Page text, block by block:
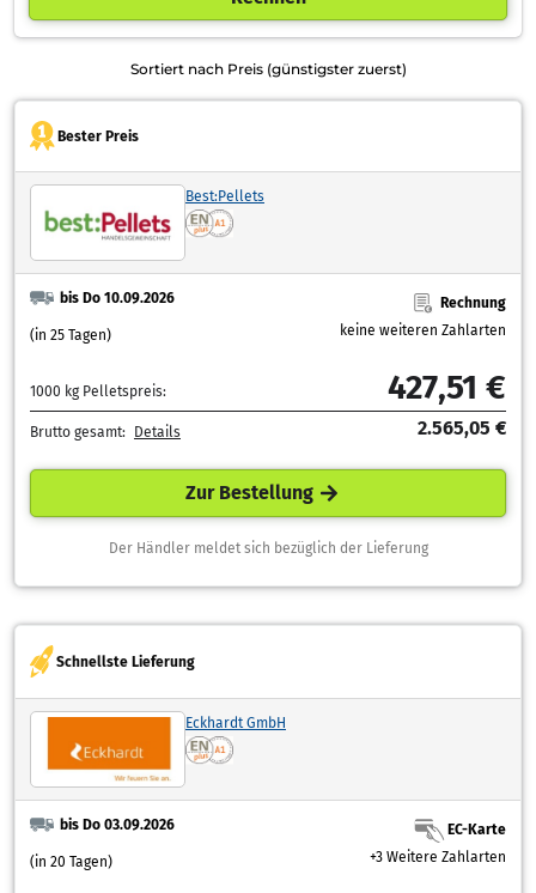
Sortiert nach Preis (günstigster zuerst)
Bester Preis
Best:Pellets
bis Do 10.09.2026
(in 25 Tagen)
Rechnung
keine weiteren Zahlarten
1000 kg Pelletspreis: 427,51 €
Brutto gesamt: Details 2.565,05 €
Zur Bestellung
Der Händler meldet sich bezüglich der Lieferung
Schnellste Lieferung
Eckhardt GmbH
bis Do 03.09.2026
(in 20 Tagen)
EC-Karte
+3 Weitere Zahlarten